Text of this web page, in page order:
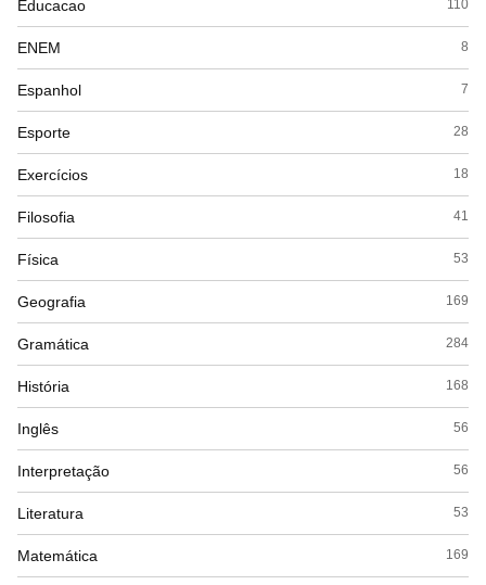
Educacao 110
ENEM 8
Espanhol 7
Esporte 28
Exercícios 18
Filosofia 41
Física 53
Geografia 169
Gramática 284
História 168
Inglês 56
Interpretação 56
Literatura 53
Matemática 169